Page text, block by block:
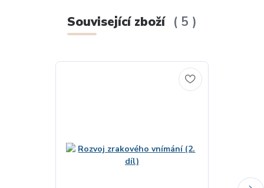
Související zboží 5